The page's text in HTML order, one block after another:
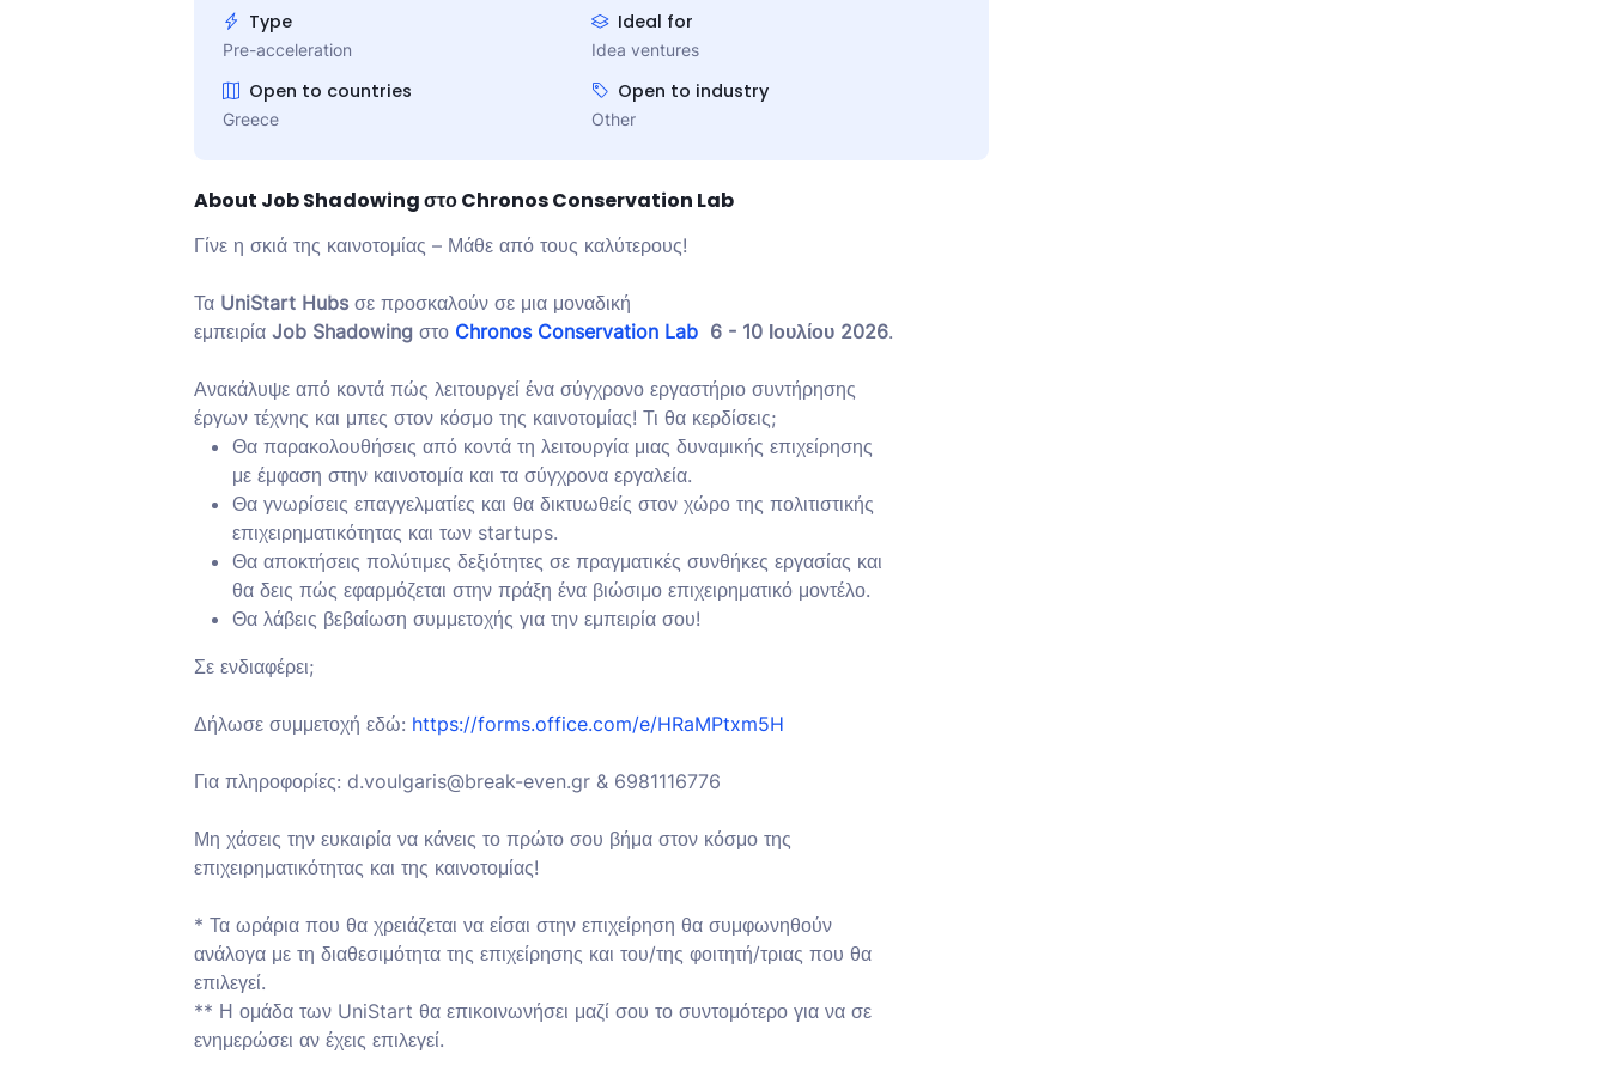
Type
Pre-acceleration
Ideal for
Idea ventures
Open to countries
Greece
Open to industry
Other
About Job Shadowing στο Chronos Conservation Lab
Γίνε η σκιά της καινοτομίας – Μάθε από τους καλύτερους!
Τα UniStart Hubs σε προσκαλούν σε μια μοναδική
εμπειρία Job Shadowing στο Chronos Conservation Lab 6 - 10 Ιουλίου 2026.
Ανακάλυψε από κοντά πώς λειτουργεί ένα σύγχρονο εργαστήριο συντήρησης
έργων τέχνης και μπες στον κόσμο της καινοτομίας! Τι θα κερδίσεις;
Θα παρακολουθήσεις από κοντά τη λειτουργία μιας δυναμικής επιχείρησης
με έμφαση στην καινοτομία και τα σύγχρονα εργαλεία.
Θα γνωρίσεις επαγγελματίες και θα δικτυωθείς στον χώρο της πολιτιστικής
επιχειρηματικότητας και των startups.
Θα αποκτήσεις πολύτιμες δεξιότητες σε πραγματικές συνθήκες εργασίας και
θα δεις πώς εφαρμόζεται στην πράξη ένα βιώσιμο επιχειρηματικό μοντέλο.
Θα λάβεις βεβαίωση συμμετοχής για την εμπειρία σου!
Σε ενδιαφέρει;
Δήλωσε συμμετοχή εδώ: https://forms.office.com/e/HRaMPtxm5H
Για πληροφορίες: d.voulgaris@break-even.gr & 6981116776
Μη χάσεις την ευκαιρία να κάνεις το πρώτο σου βήμα στον κόσμο της
επιχειρηματικότητας και της καινοτομίας!
* Τα ωράρια που θα χρειάζεται να είσαι στην επιχείρηση θα συμφωνηθούν
ανάλογα με τη διαθεσιμότητα της επιχείρησης και του/της φοιτητή/τριας που θα
επιλεγεί.
** Η ομάδα των UniStart θα επικοινωνήσει μαζί σου το συντομότερο για να σε
ενημερώσει αν έχεις επιλεγεί.